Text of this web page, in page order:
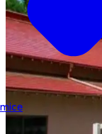
mice